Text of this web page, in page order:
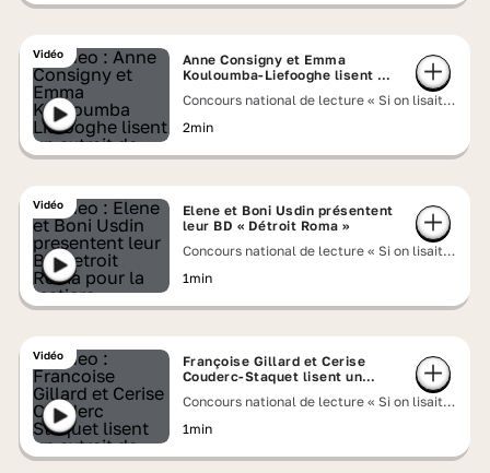
Vidéo
Anne Consigny et Emma
Kouloumba-Liefooghe lisent un
Marguerite Duras
Concours national de lecture « Si on lisait à
2min
Vidéo
Elene et Boni Usdin présentent
leur BD « Détroit Roma »
Concours national de lecture « Si on lisait à
1min
Vidéo
Françoise Gillard et Cerise
Couderc-Staquet lisent un
Hurlevent » d'Emily Brontë
Concours national de lecture « Si on lisait à
1min